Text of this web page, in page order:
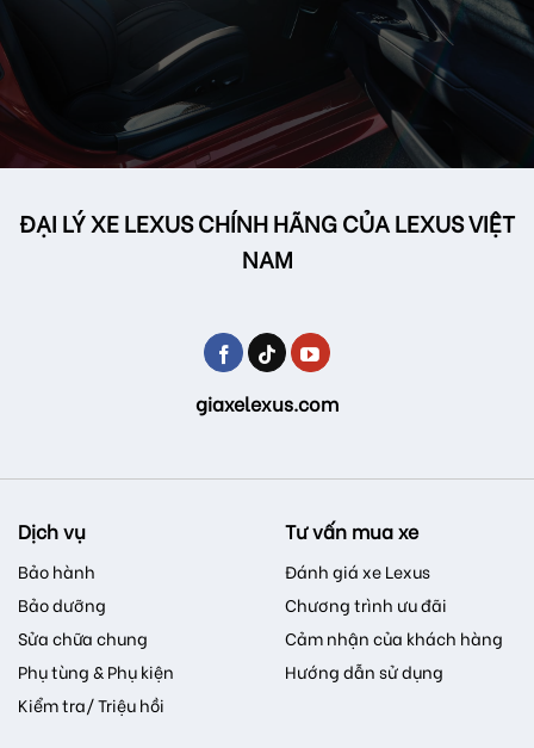
ĐẠI LÝ XE LEXUS CHÍNH HÃNG CỦA LEXUS VIỆT
NAM
giaxelexus.com
Dịch vụ
Bảo hành
Bảo dưỡng
Sửa chữa chung
Phụ tùng & Phụ kiện
Kiểm tra/ Triệu hồi
Tư vấn mua xe
Đánh giá xe Lexus
Chương trình ưu đãi
Cảm nhận của khách hàng
Hướng dẫn sử dụng